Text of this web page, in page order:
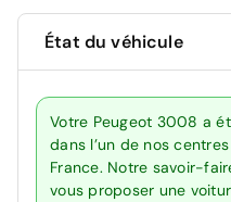
État du véhicule
Votre Peugeot 3008 a
dans l’un de nos
France. Notre savoir-
vous proposer une